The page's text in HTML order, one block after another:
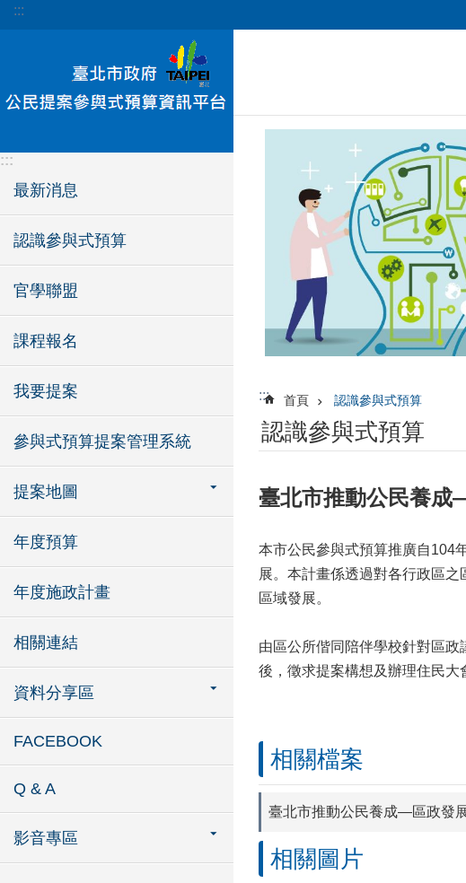
跳到主要內容區塊
:::
:::
最新消息
認識參與式預算
官學聯盟
課程報名
我要提案
參與式預算提案管理系統
提案地圖
年度預算
年度施政計畫
相關連結
資料分享區
FACEBOOK
Q & A
影音專區
::: 首頁 認識參與式預算
認識參與式預算
臺北市推動公民養
本市公民參與式預算推廣自104
展。本計畫係透過對各行政區
區域發展。
由區公所偕同陪伴學校針對區
後，徵求提案構想及辦理住民
相關檔案
臺北市推動公民養成—區政發
相關圖片